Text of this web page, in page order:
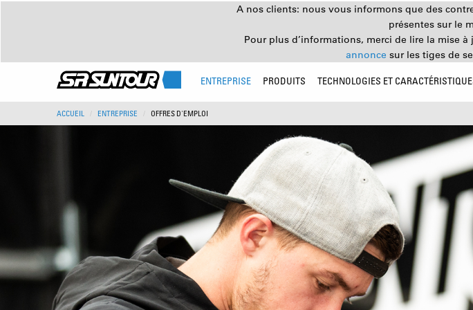
A nos clients: nous vous informons que des
présentes sur le
Pour plus d’informations, merci de lire la mise
annonce sur les tiges de
ENTREPRISE PRODUITS TECHNOLOGIES ET
ACCUEIL ENTREPRISE OFFRES D'EMPLOI